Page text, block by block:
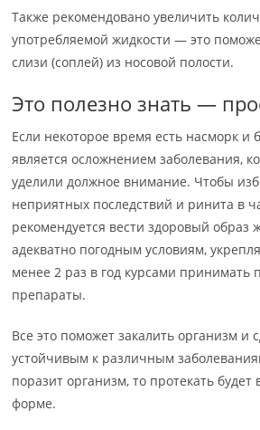
Также рекомендовано увеличить
употребляемой жидкости — это
слизи (соплей) из носовой полости.
Это полезно знать —
Если некоторое время есть насморк и
является осложнением заболевания,
уделили должное внимание. Чтобы
неприятных последствий и ринита в
рекомендуется вести здоровый образ
адекватно погодным условиям,
менее 2 раз в год курсами принимать
препараты.
Все это поможет закалить организм и
устойчивым к различным
поразит организм, то протекать будет
форме.